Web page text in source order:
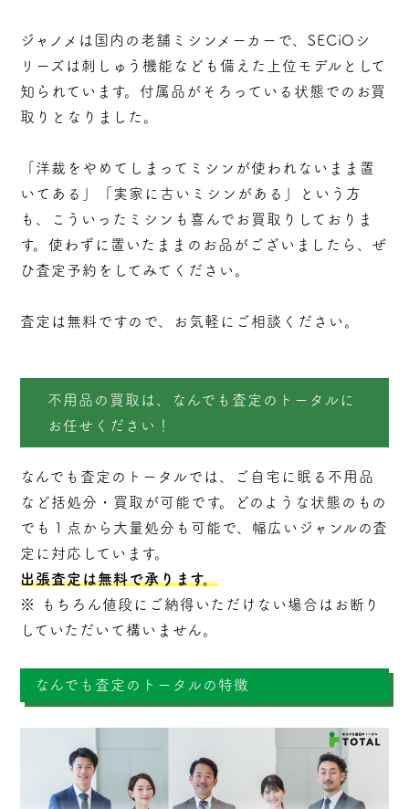
ジャノメは国内の老舗ミシンメーカーで、SECiOシ
リーズは刺しゅう機能なども備えた上位モデルとして
知られています。付属品がそろっている状態でのお買
取りとなりました。
「洋裁をやめてしまってミシンが使われないまま置
いてある」「実家に古いミシンがある」という方
も、こういったミシンも喜んでお買取りしておりま
す。使わずに置いたままのお品がございましたら、ぜ
ひ査定予約をしてみてください。
査定は無料ですので、お気軽にご相談ください。
不用品の買取は、なんでも査定のトータルに
お任せください！
なんでも査定のトータルでは、ご自宅に眠る不用品
など括処分・ 買取 が可能です。どのような状態のもの
でも１点から大量処分も可能で、幅広いジャンルの査
定に対応しています。
出張査定は無料で承ります。
※ もちろん値段にご納得いただけない場合はお断り
していただいて構いません。
なんでも査定のトータルの特徴